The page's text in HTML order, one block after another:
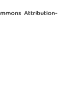
Attribution-